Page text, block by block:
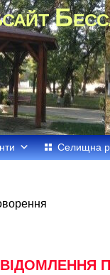
Селищна